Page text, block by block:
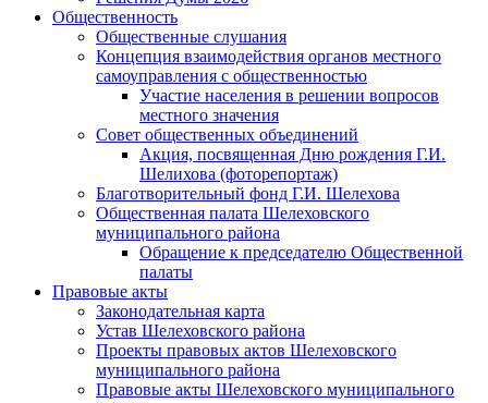
Общественность
Общественные слушания
Концепция взаимодействия органов местного
самоуправления с общественностью
Участие населения в решении вопросов
местного значения
Совет общественных объединений
Акция, посвященная Дню рождения Г.И.
Шелихова (фоторепортаж)
Благотворительный фонд Г.И. Шелехова
Общественная палата Шелеховского
муниципального района
Обращение к председателю Общественной
палаты
Правовые акты
Законодательная карта
Устав Шелеховского района
Проекты правовых актов Шелеховского
муниципального района
Правовые акты Шелеховского муниципального